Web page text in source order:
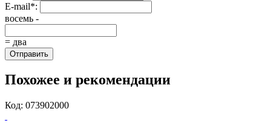
E-mail*:
восемь -
= два
Отправить
Похожее и рекомендации
Код: 073902000